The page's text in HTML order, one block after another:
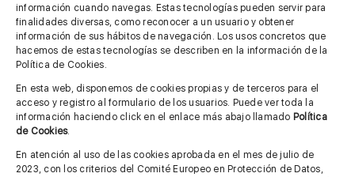
información cuando navegas. Estas tecnologías pueden servir para
finalidades diversas, como reconocer a un usuario y obtener
información de sus hábitos de navegación. Los usos concretos que
hacemos de estas tecnologías se describen en la información de la
Política de Cookies.
En esta web, disponemos de cookies propias y de terceros para el
acceso y registro al formulario de los usuarios. Puede ver toda la
información haciendo click en el enlace más abajo llamado Política
de Cookies.
En atención al uso de las cookies aprobada en el mes de julio de
2023, con los criterios del Comité Europeo en Protección de Datos,
MÁS INFORMACIÓN
Aviso legal
Política de privacidad
Cita previa FAGA